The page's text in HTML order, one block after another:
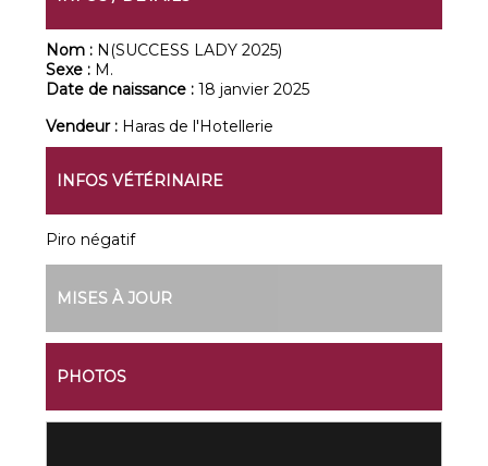
Nom : N(SUCCESS LADY 2025)
Sexe : M.
Date de naissance :18 janvier 2025
Vendeur : Haras de l'Hotellerie
INFOS VÉTÉRINAIRE
Piro négatif
MISES À JOUR
PHOTOS